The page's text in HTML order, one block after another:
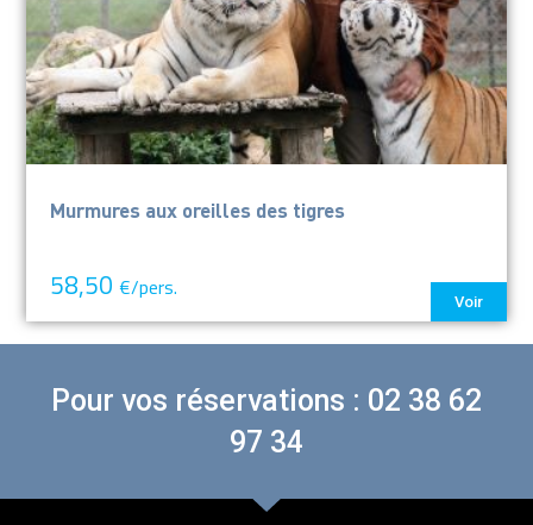
Murmures aux oreilles des tigres
58,50 €/pers.
Voir
Pour vos réservations : 02 38 62
97 34